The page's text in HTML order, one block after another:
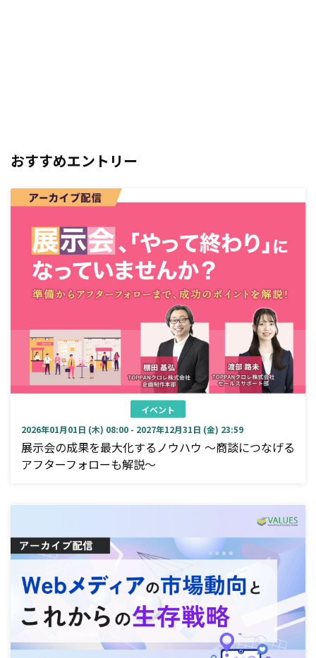
おすすめエントリー
イベント
2026年01月01日 (木) 08:00 - 2027年12月31日 (金) 23:59
展示会の成果を最大化するノウハウ ～商談につなげる
アフターフォローも解説～